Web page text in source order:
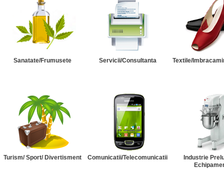
Sanatate/Frumusete Servicii/Consultanta Textile/
Turism/ Sport/ Divertisment Comunicatii/Telecomunicatii
Industrie